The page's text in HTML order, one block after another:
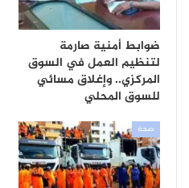
ضوابط أمنية صارمة
لتنظيم العمل في السوق
المركزي.. وإغلاق مسائي
للسوق المحلي
صحة